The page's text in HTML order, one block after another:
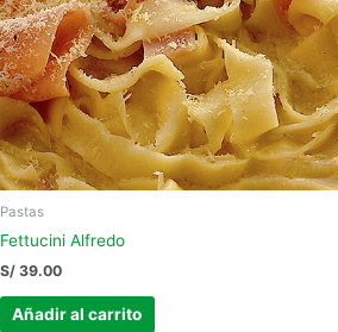
Pastas
Fettucini Alfredo
S/ 39.00
Añadir al carrito